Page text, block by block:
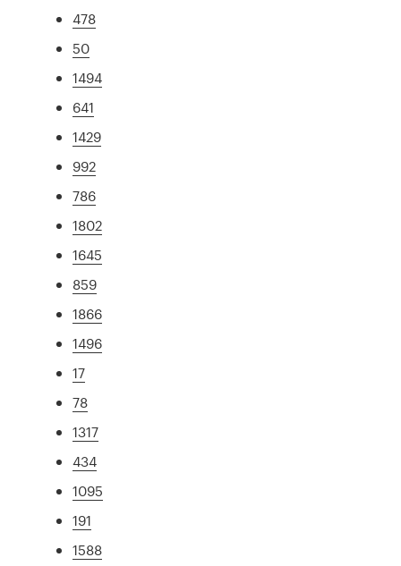
478
50
1494
641
1429
992
786
1802
1645
859
1866
1496
17
78
1317
434
1095
191
1588